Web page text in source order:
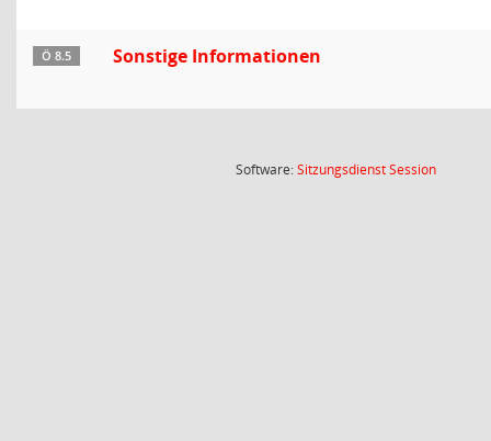
Ö 8.5 Sonstige Informationen
Software:SitzungsdienstSession(Wird in